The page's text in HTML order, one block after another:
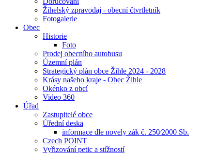
Žihelský zpravodaj - obecní čtvrtletník
Fotogalerie
Obec
Historie
Foto
Prodej obecního autobusu
Územní plán
Strategický plán obce Žihle 2024 - 2028
Krásy našeho kraje - Obec Žihle
Okénko z obcí
Video 360
Úřad
Zastupitelé obce
Úřední deska
informace dle novely zák č. 250⁄2000 Sb.
Czech POINT
Vyřizování petic a stížností